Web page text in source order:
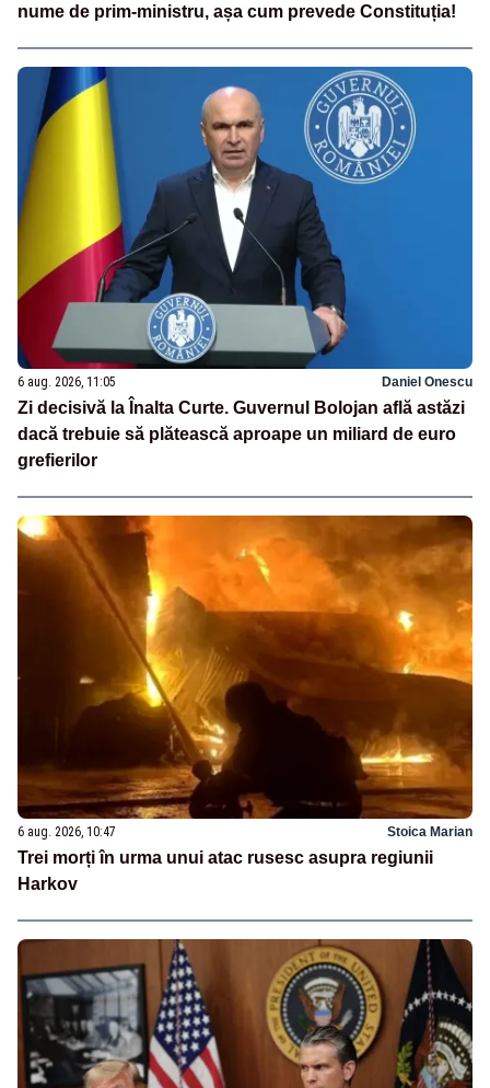
nume de prim-ministru, așa cum prevede Constituția!
6 aug. 2026, 11:05 Daniel Onescu
Zi decisivă la Înalta Curte. Guvernul Bolojan află astăzi
dacă trebuie să plătească aproape un miliard de euro
grefierilor
6 aug. 2026, 10:47 Stoica Marian
Trei morți în urma unui atac rusesc asupra regiunii
Harkov